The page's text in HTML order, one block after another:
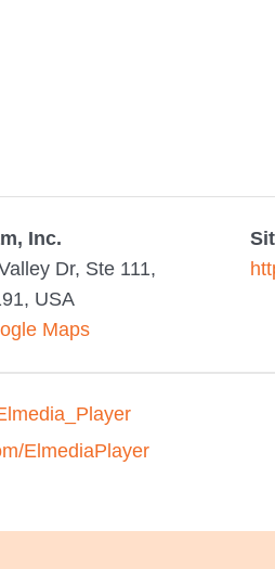
Inc.
Dr, Ste 111,
USA
Maps
ElmediaPlayer